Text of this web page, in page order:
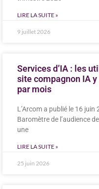
LIRE LA SUITE »
9 juillet 2026
Services d’IA : les
site compagnon IA
par mois
L’Arcom a publié le 16
Baromètre de l’audience
une
LIRE LA SUITE »
25 juin 2026